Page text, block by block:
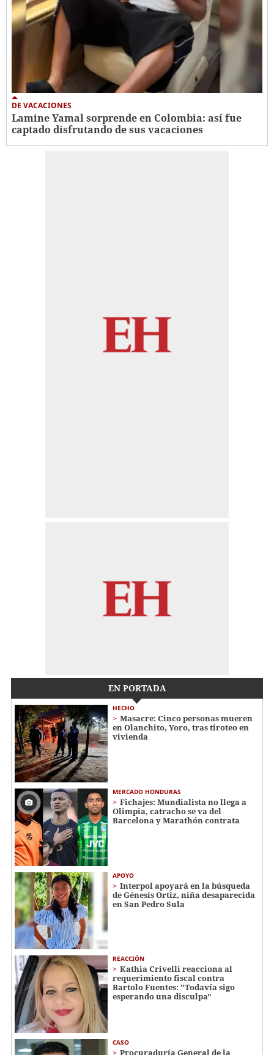
DE VACACIONES
Lamine Yamal sorprende en Colombia: así fue
captado disfrutando de sus vacaciones
EN PORTADA
HECHO
Masacre: Cinco personas mueren
en Olanchito, Yoro, tras tiroteo en
vivienda
MERCADO HONDURAS
Fichajes: Mundialista no llega a
Olimpia, catracho se va del
Barcelona y Marathón contrata
APOYO
Interpol apoyará en la búsqueda
de Génesis Ortiz, niña desaparecida
en San Pedro Sula
REACCIÓN
Kathia Crivelli reacciona al
requerimiento fiscal contra
Bartolo Fuentes: "Todavía sigo
esperando una disculpa"
CASO
Procuraduría General de la